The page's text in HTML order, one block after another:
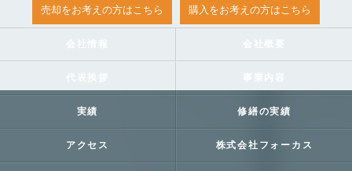
売却をお考えの方はこちら 購入をお考えの方はこちら
実績 修繕の実績
アクセス 株式会社フォーカス